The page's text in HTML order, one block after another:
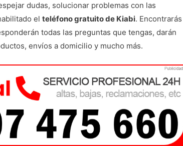
dudas, solucionar problemas con las
elteléfono gratuito de Kiabi. Encontrarás
todas las preguntas que tengas, darán
envíos a domicilio y mucho más.